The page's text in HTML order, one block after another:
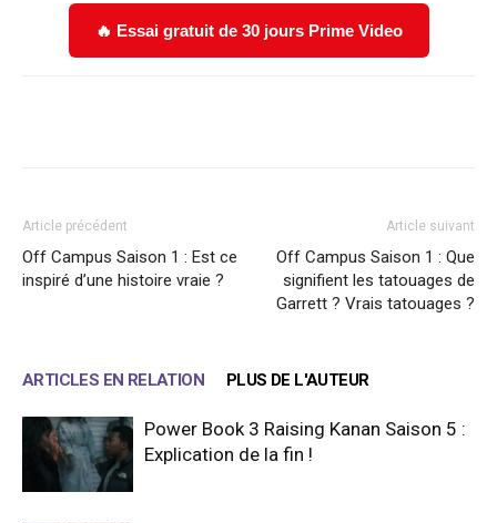
🔥 Essai gratuit de 30 jours Prime Video
Article précédent
Off Campus Saison 1 : Est ce
inspiré d’une histoire vraie ?
Article suivant
Off Campus Saison 1 : Que
signifient les tatouages de
Garrett ? Vrais tatouages ?
ARTICLES EN RELATION PLUS DE L'AUTEUR
Power Book 3 Raising Kanan Saison 5 :
Explication de la fin !